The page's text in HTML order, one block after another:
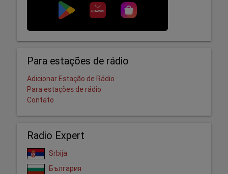
Para estações de rádio
Adicionar Estação de Rádio
Para estações de rádio
Contato
Radio Expert
Srbija
България